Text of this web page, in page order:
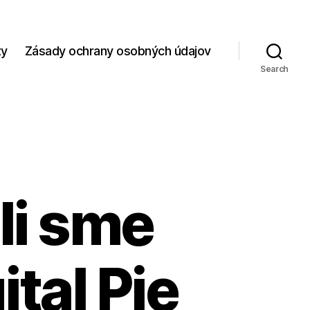
Zásady ochrany osobných údajov
Search
sme
Pie